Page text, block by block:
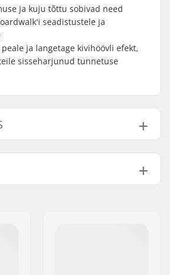
ja kuju tõttu sobivad need
seadistustele ja
peale ja langetage kivihöövli efekt,
sisseharjunud tunnetuse
57mm
80A